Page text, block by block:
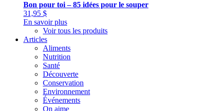
Bon pour toi – 85 idées pour le souper
31,95 $
En savoir plus
Voir tous les produits
Articles
Aliments
Nutrition
Santé
Découverte
Conservation
Environnement
Événements
On aime